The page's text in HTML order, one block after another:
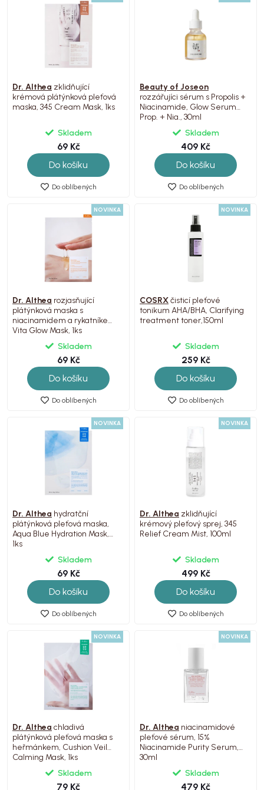
Dr. Althea zklidňující
krémová plátýnková pleťová
maska, 345 Cream Mask, 1ks
Skladem
69 Kč
Do košíku
Do oblíbených
Beauty of Joseon
rozzářujíci sérum s Propolis +
Niacinamide, Glow Serum
Prop. + Nia., 30ml
Skladem
409 Kč
Do košíku
Do oblíbených
NOVINKA
Dr. Althea rozjasňující
plátýnková maska s
niacinamidem a rykatníkem,
Vita Glow Mask, 1ks
Skladem
69 Kč
Do košíku
Do oblíbených
NOVINKA
COSRXčisticí pleťové
tonikum AHA/BHA, Clarifying
treatment toner,150ml
Skladem
259 Kč
Do košíku
Do oblíbených
NOVINKA
Dr. Althea hydratční
plátýnková pleťová maska,
Aqua Blue Hydration Mask,
1ks
Skladem
69 Kč
Do košíku
Do oblíbených
NOVINKA
Dr. Althea zklidňující
krémový pleťový sprej, 345
Relief Cream Mist, 100ml
Skladem
499 Kč
Do košíku
Do oblíbených
NOVINKA
Dr. Althea chladivá
plátýnková pleťová maska s
heřmánkem, Cushion Veil
Calming Mask, 1ks
Skladem
79 Kč
NOVINKA
Dr. Althea niacinamidové
pleťové sérum, 15%
Niacinamide Purity Serum,
30ml
Skladem
479 Kč